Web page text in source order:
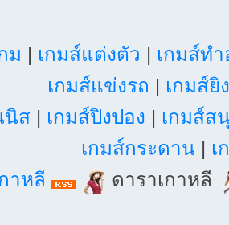
ม | เกมส์แต่งตัว | เกมส์ท
เกมส์แข่งรถ | เกมส์ยิ
นิส| เกมส์ปิงปอง | เกมส์ส
เกมส์กระดาน | เ
าหลี
ดาราเกาหลี